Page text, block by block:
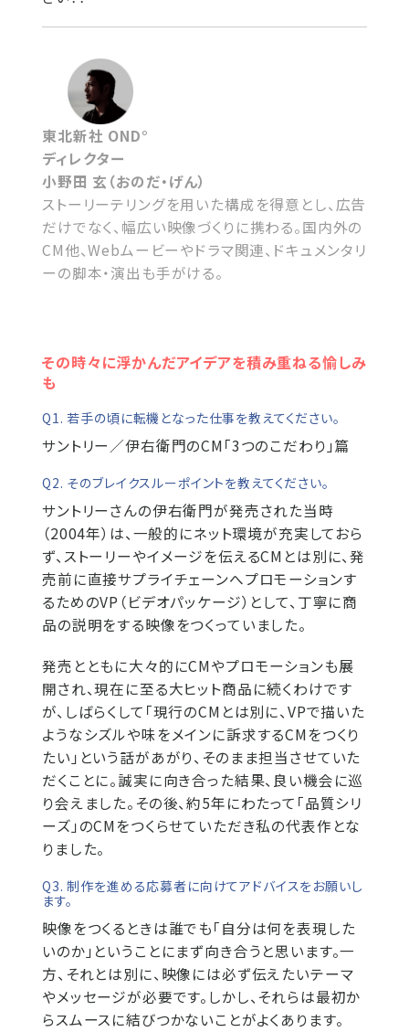
東北新社 OND°
ディレクター
小野田 玄（おのだ・げん）
ストーリーテリングを用いた構成を得意とし、広告
だけでなく、幅広い映像づくりに携わる。国内外の
CM他、Webムービーやドラマ関連、ドキュメンタリ
ーの脚本・演出も手がける。
その時々に浮かんだアイデアを積み重ねる愉しみ
も
Q1. 若手の頃に転機となった仕事を教えてください。
サントリー／伊右衛門のCM「3つのこだわり」篇
Q2. そのブレイクスルーポイントを教えてください。
サントリーさんの伊右衛門が発売された当時
（2004年）は、一般的にネット環境が充実しておら
ず、ストーリーやイメージを伝えるCMとは別に、発
売前に直接サプライチェーンへプロモーションす
るためのVP（ビデオパッケージ）として、丁寧に商
品の説明をする映像をつくっていました。
発売とともに大々的にCMやプロモーションも展
開され、現在に至る大ヒット商品に続くわけです
が、しばらくして「現行のCMとは別に、VPで描いた
ようなシズルや味をメインに訴求するCMをつくり
たい」という話があがり、そのまま担当させていた
だくことに。誠実に向き合った結果、良い機会に巡
り会えました。その後、約5年にわたって「品質シリ
ーズ」のCMをつくらせていただき私の代表作とな
りました。
Q3. 制作を進める応募者に向けてアドバイスをお願いし
ます。
映像をつくるときは誰でも「自分は何を表現した
いのか」ということにまず向き合うと思います。一
方、それとは別に、映像には必ず伝えたいテーマ
やメッセージが必要です。しかし、それらは最初か
らスムースに結びつかないことがよくあります。